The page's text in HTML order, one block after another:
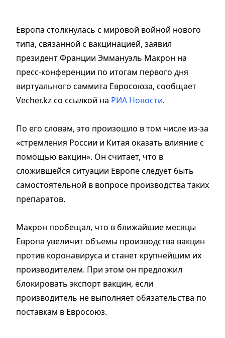
Европа столкнулась с мировой войной нового
типа, связанной с вакцинацией, заявил
президент Франции Эммануэль Макрон на
пресс-конференции по итогам первого дня
виртуального саммита Евросоюза, сообщает
Vecher.kz со ссылкой на РИА Новости.
По его словам, это произошло в том числе из-за
«стремления России и Китая оказать влияние с
помощью вакцин». Он считает, что в
сложившейся ситуации Европе следует быть
самостоятельной в вопросе производства таких
препаратов.
Макрон пообещал, что в ближайшие месяцы
Европа увеличит объемы производства вакцин
против коронавируса и станет крупнейшим их
производителем. При этом он предложил
блокировать экспорт вакцин, если
производитель не выполняет обязательства по
поставкам в Евросоюз.